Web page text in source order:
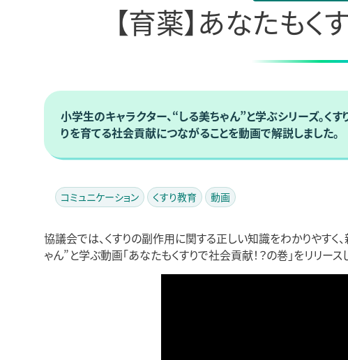
【育薬】あなたもく
小学生のキャラクター、“しる美ちゃん”と学ぶシリーズ。く
りを育てる社会貢献につながることを動画で解説しました。
コミュニケーション くすり教育 動画
協議会では、くすりの副作用に関する正しい知識をわかりやすく
ゃん”と学ぶ動画「あなたもくすりで社会貢献！？の巻」をリリース